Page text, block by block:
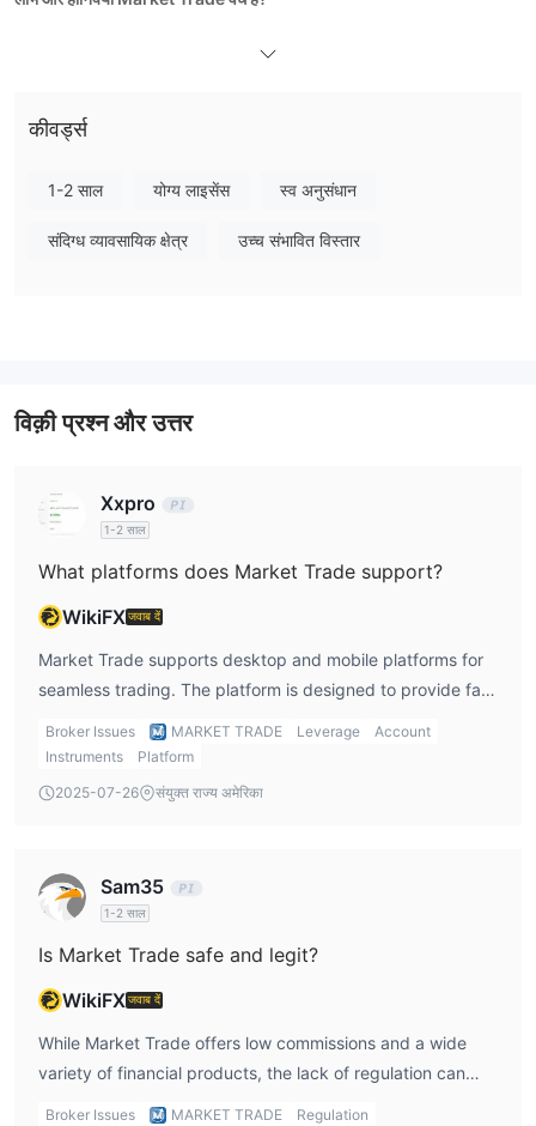
सावधानीपूर्वक उपयोग करने की सलाह दी जाती है।
मैं Market Trade पर क्या व्यापार कर सकता है?
Market Trade 150 से अधिक व्यापार्य उपकरण प्रदान करता है, जिसमें
मुद्रा, स्टॉक्स, क्रिप्टोकरेंसी, फ्यूचर्स,
धातु, ऊर्ज
कीवर्ड्स
1-2 साल योग्य लाइसेंस स्व अनुसंधान
संदिग्ध व्यावसायिक क्षेत्र उच्च संभावित विस्तार
विक़ी प्रश्न और उत्तर
Xxpro
1-2 साल
What platforms does Market Trade support?
WikiFXजवाब दें
Market Trade supports desktop and mobile platforms for
seamless trading. The platform is designed to provide fast
and reliable access to global exchanges.
Broker Issues MARKET TRADE Leverage
Account
Instruments
Platform
2025-07-26
संयुक्त राज्य अमेरिका
Sam35
1-2 साल
Is Market Trade safe and legit?
WikiFXजवाब दें
While Market Trade offers low commissions and a wide
variety of financial products, the lack of regulation can
raise concerns about its legitimacy and safety. Traders are
Broker Issues MARKET TRADE
Regulation